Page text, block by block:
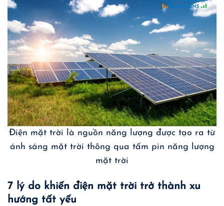
Điện mặt trời là nguồn năng lượng được tạo ra từ
ánh sáng mặt trời thông qua tấm pin năng lượng
mặt trời
7 lý do khiến điện mặt trời trở thành xu
hướng tất yếu